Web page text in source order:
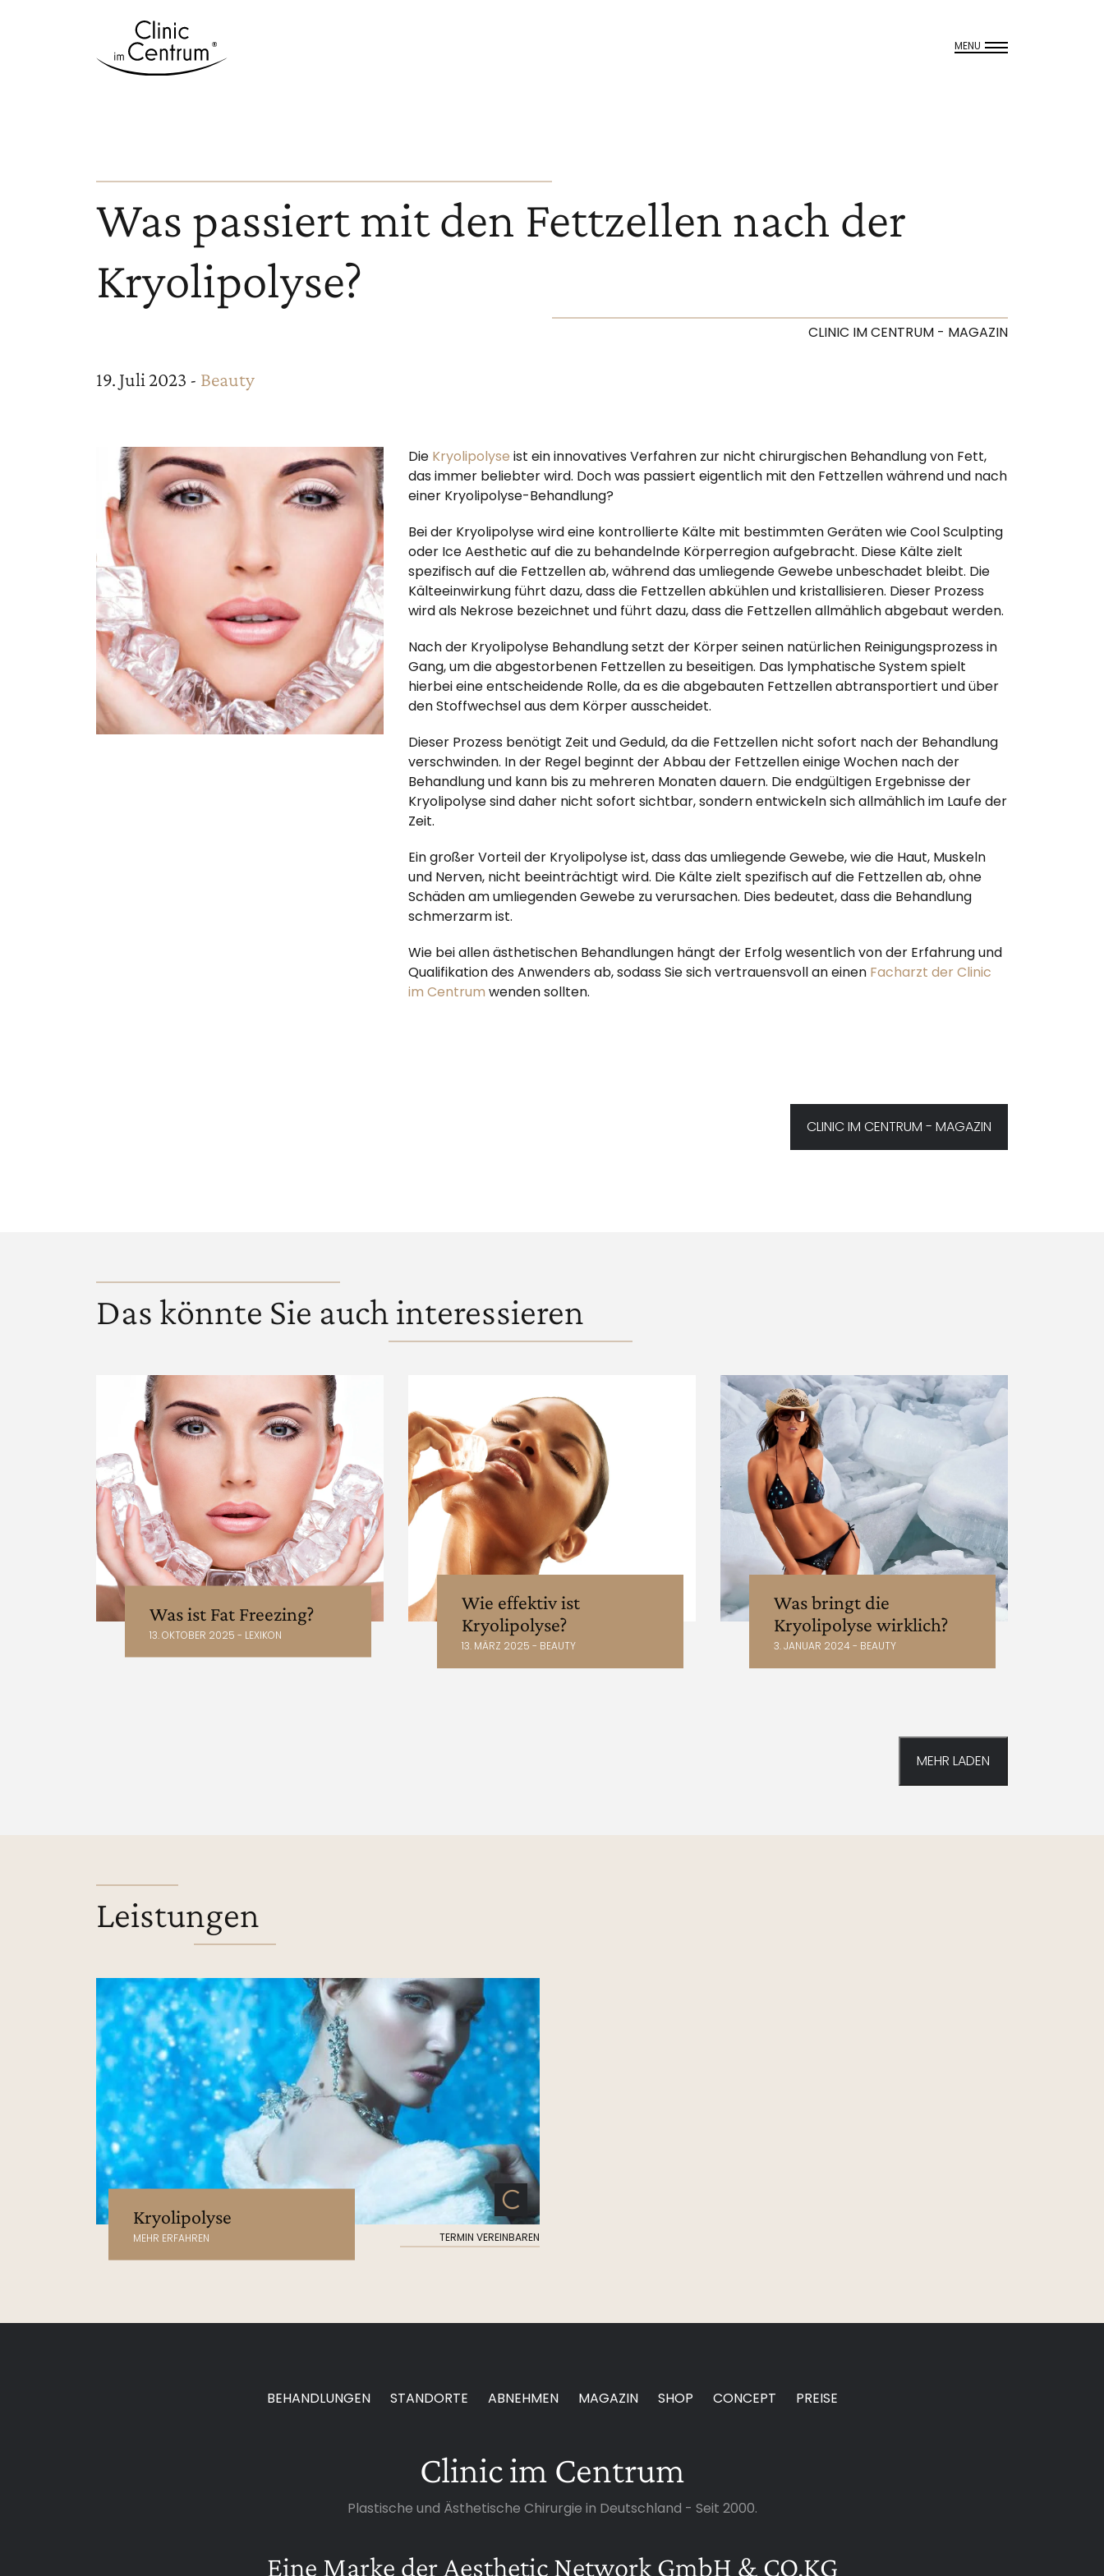
MENU
Was passiert mit den Fettzellen nach der
Kryolipolyse?
CLINIC IM CENTRUM - MAGAZIN
19. Juli 2023 - Beauty
Die Kryolipolyse ist ein innovatives Verfahren zur nicht chirurgischen Behandlung von Fett,
das immer beliebter wird. Doch was passiert eigentlich mit den Fettzellen während und nach
einer Kryolipolyse-Behandlung?
Bei der Kryolipolyse wird eine kontrollierte Kälte mit bestimmten Geräten wie Cool Sculpting
oder Ice Aesthetic auf die zu behandelnde Körperregion aufgebracht. Diese Kälte zielt
spezifisch auf die Fettzellen ab, während das umliegende Gewebe unbeschadet bleibt. Die
Kälteeinwirkung führt dazu, dass die Fettzellen abkühlen und kristallisieren. Dieser Prozess
wird als Nekrose bezeichnet und führt dazu, dass die Fettzellen allmählich abgebaut werden.
Nach der Kryolipolyse Behandlung setzt der Körper seinen natürlichen Reinigungsprozess in
Gang, um die abgestorbenen Fettzellen zu beseitigen. Das lymphatische System spielt
hierbei eine entscheidende Rolle, da es die abgebauten Fettzellen abtransportiert und über
den Stoffwechsel aus dem Körper ausscheidet.
Dieser Prozess benötigt Zeit und Geduld, da die Fettzellen nicht sofort nach der Behandlung
verschwinden. In der Regel beginnt der Abbau der Fettzellen einige Wochen nach der
Behandlung und kann bis zu mehreren Monaten dauern. Die endgültigen Ergebnisse der
Kryolipolyse sind daher nicht sofort sichtbar, sondern entwickeln sich allmählich im Laufe der
Zeit.
Ein großer Vorteil der Kryolipolyse ist, dass das umliegende Gewebe, wie die Haut, Muskeln
und Nerven, nicht beeinträchtigt wird. Die Kälte zielt spezifisch auf die Fettzellen ab, ohne
Schäden am umliegenden Gewebe zu verursachen. Dies bedeutet, dass die Behandlung
schmerzarm ist.
Wie bei allen ästhetischen Behandlungen hängt der Erfolg wesentlich von der Erfahrung und
Qualifikation des Anwenders ab, sodass Sie sich vertrauensvoll an einen Facharzt der Clinic
im Centrum wenden sollten.
CLINIC IM CENTRUM - MAGAZIN
Das könnte Sie auch interessieren
Was ist Fat Freezing?
13. OKTOBER 2025 - LEXIKON
Wie effektiv ist
Kryolipolyse?
13. MÄRZ 2025 - BEAUTY
Was bringt die
Kryolipolyse wirklich?
3. JANUAR 2024 - BEAUTY
MEHR LADEN
Leistungen
Kryolipolyse
MEHR ERFAHREN TERMIN VEREINBAREN
BEHANDLUNGEN STANDORTE ABNEHMEN MAGAZIN SHOP CONCEPT PREISE
Clinic im Centrum
Plastische und Ästhetische Chirurgie in Deutschland - Seit 2000.
Eine Marke der Aesthetic Network GmbH & CO.KG